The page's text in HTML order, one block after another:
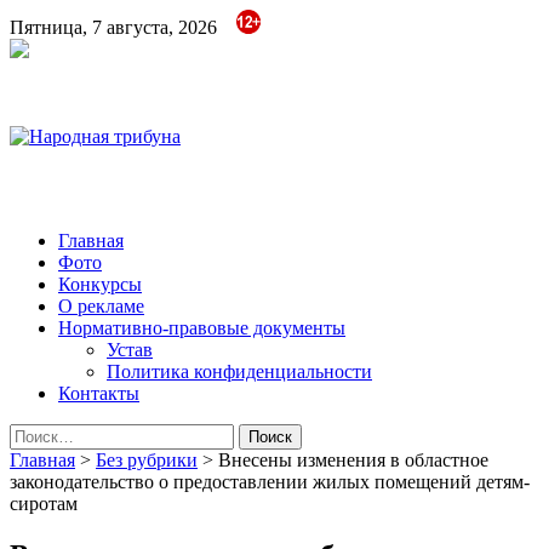
Пятница, 7 августа, 2026
Народная трибуна
Калининская районная газета
Главная
Фото
Конкурсы
О рекламе
Нормативно-правовые документы
Устав
Политика конфиденциальности
Контакты
Найти:
Главная > Без рубрики > Внесены изменения в областное
законодательство о предоставлении жилых помещений детям-
сиротам